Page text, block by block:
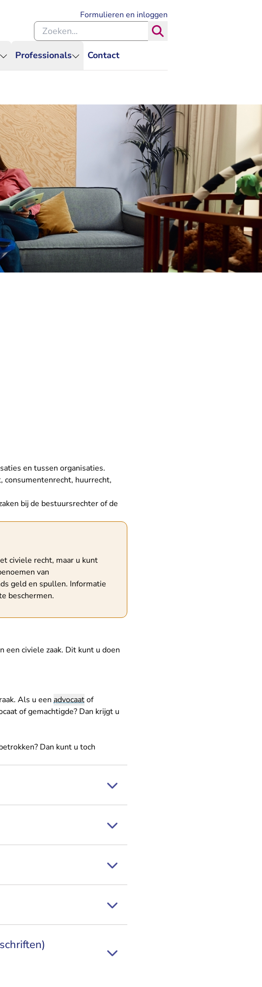
Professionals Contact
Formulieren en inloggen
Zoeken binnen de Rechtspraak
en tussen organisaties.
consumentenrecht, huurrecht,
bij de bestuursrechter of de
civiele recht, maar u kunt
van
geld en spullen. Informatie
beschermen.
een civiele zaak. Dit kunt u doen
Als u een advocaatof
of gemachtigde? Dan krijgt u
Dan kunt u toch